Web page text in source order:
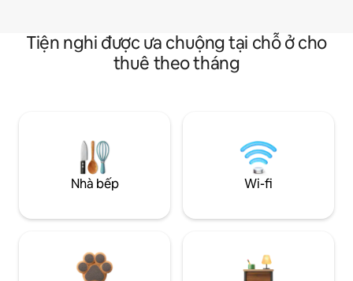
Tiện nghi được ưa chuộng tại chỗ ở cho
thuê theo tháng
Nhà bếp Wi-fi